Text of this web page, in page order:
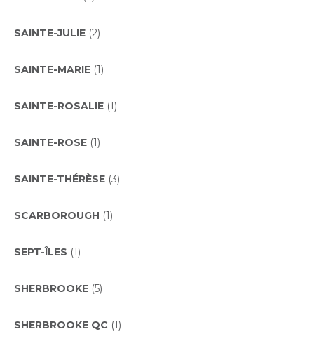
SAINTE-JULIE (2)
SAINTE-MARIE (1)
SAINTE-ROSALIE (1)
SAINTE-ROSE (1)
SAINTE-THÉRÈSE (3)
SCARBOROUGH (1)
SEPT-ÎLES (1)
SHERBROOKE (5)
SHERBROOKE QC (1)